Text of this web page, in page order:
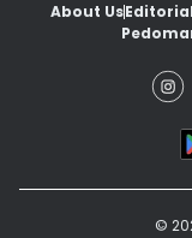
About Us
©